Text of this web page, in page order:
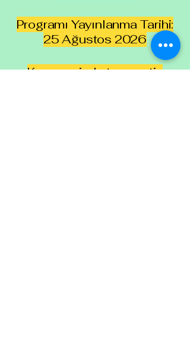
Programı Yayınlanma Tarihi:
25 Ağustos 2026
Kongremizde tam metin